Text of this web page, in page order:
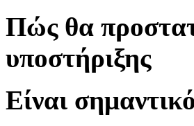
Πώς θα
υποστήριξης
Είναι